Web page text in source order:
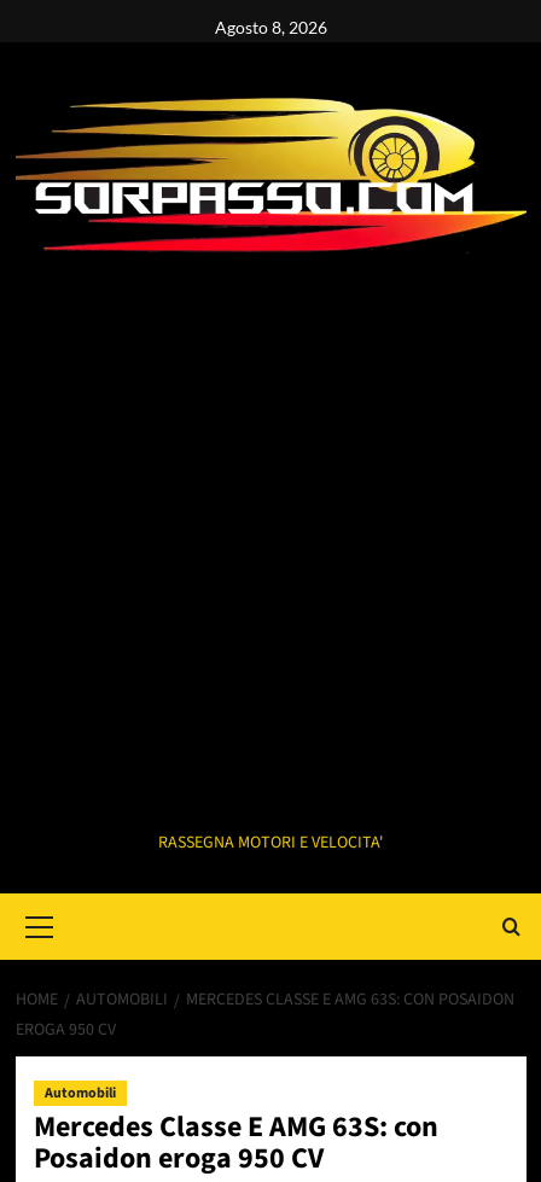
Agosto 8, 2026
RASSEGNA MOTORI E VELOCITA'
Menu
HOME AUTOMOBILI
MERCEDES CLASSE E AMG 63S: CON POSAIDON
EROGA 950 CV
Automobili
Mercedes Classe E AMG 63S: con
Posaidon eroga 950 CV